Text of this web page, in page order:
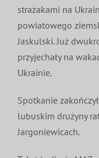
strażakami na
powiatowego
Jaskulski. Już
przyjechały na
Ukrainie.
Spotkanie
lubuskim drużyny
Jargoniewicach.